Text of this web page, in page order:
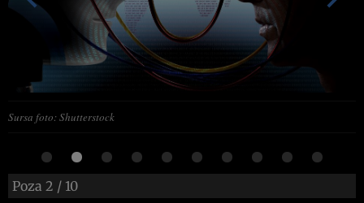
Sursa foto: Shutterstock
Poza 2 / 10